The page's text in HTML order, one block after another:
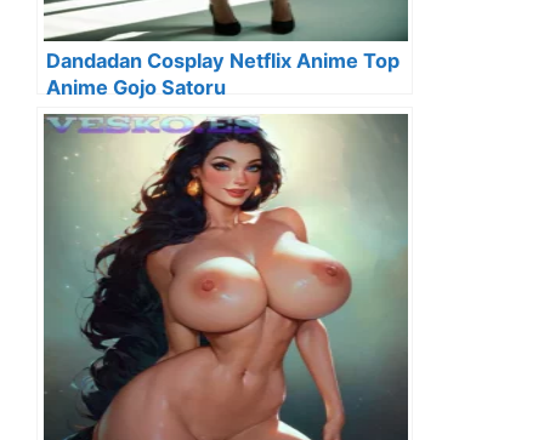
Dandadan Cosplay Netflix Anime Top
Anime Gojo Satoru